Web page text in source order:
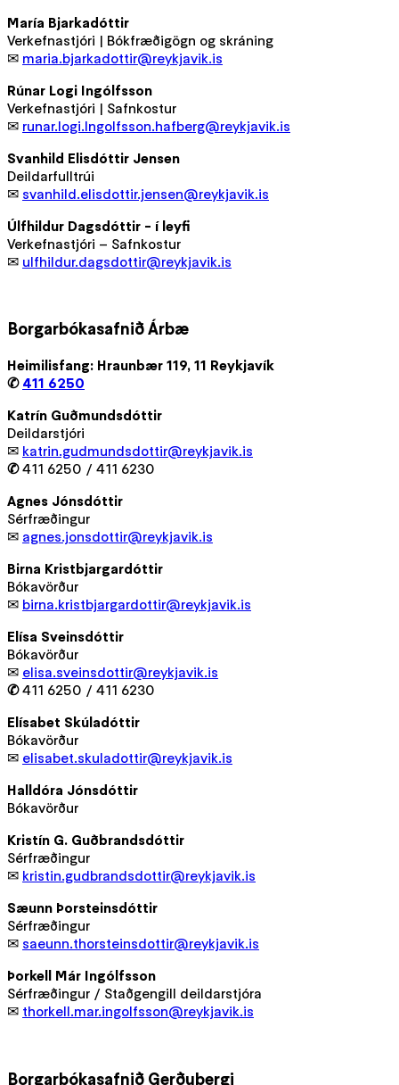
María Bjarkadóttir
Verkefnastjóri | Bókfræðigögn og skráning
✉ maria.bjarkadottir@reykjavik.is
Rúnar Logi Ingólfsson
Verkefnastjóri | Safnkostur
✉ runar.logi.Ingolfsson.hafberg@reykjavik.is
Svanhild Elisdóttir Jensen
Deildarfulltrúi
✉ svanhild.elisdottir.jensen@reykjavik.is
Úlfhildur Dagsdóttir - í leyfi
Verkefnastjóri – Safnkostur
✉ ulfhildur.dagsdottir@reykjavik.is
Borgarbókasafnið Árbæ
Heimilisfang: Hraunbær 119, 11 Reykjavík
✆ 411 6250
Katrín Guðmundsdóttir
Deildarstjóri
✉ katrin.gudmundsdottir@reykjavik.is
✆411 6250 / 411 6230
Agnes Jónsdóttir
Sérfræðingur
✉ agnes.jonsdottir@reykjavik.is
Birna Kristbjargardóttir
Bókavörður
✉ birna.kristbjargardottir@reykjavik.is
Elísa Sveinsdóttir
Bókavörður
✉ elisa.sveinsdottir@reykjavik.is
✆411 6250 / 411 6230
Elísabet Skúladóttir
Bókavörður
✉ elisabet.skuladottir@reykjavik.is
Halldóra Jónsdóttir
Bókavörður
Kristín G. Guðbrandsdóttir
Sérfræðingur
✉ kristin.gudbrandsdottir@reykjavik.is
Sæunn Þorsteinsdóttir
Sérfræðingur
✉ saeunn.thorsteinsdottir@reykjavik.is
Þorkell Már Ingólfsson
Sérfræðingur / Staðgengill deildarstjóra
✉ thorkell.mar.ingolfsson@reykjavik.is
Borgarbókasafnið Gerðubergi